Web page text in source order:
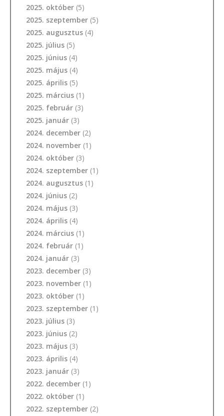
2025. október (5)
2025. szeptember (5)
2025. augusztus (4)
2025. július (5)
2025. június (4)
2025. május (4)
2025. április (5)
2025. március (1)
2025. február (3)
2025. január (3)
2024. december (2)
2024. november (1)
2024. október (3)
2024. szeptember (1)
2024. augusztus (1)
2024. június (2)
2024. május (3)
2024. április (4)
2024. március (1)
2024. február (1)
2024. január (3)
2023. december (3)
2023. november (1)
2023. október (1)
2023. szeptember (1)
2023. július (3)
2023. június (2)
2023. május (3)
2023. április (4)
2023. január (3)
2022. december (1)
2022. október (1)
2022. szeptember (2)